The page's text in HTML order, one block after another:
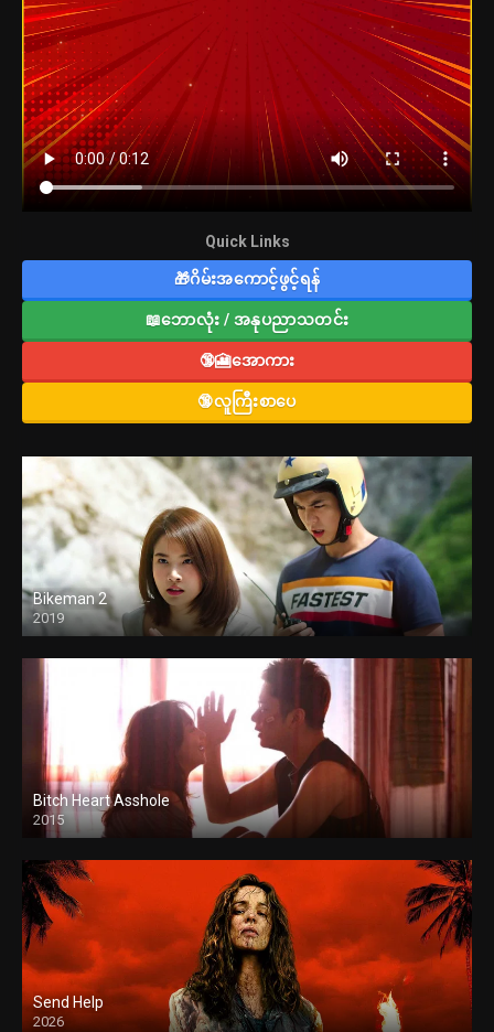
Quick Links
🎁ဂိမ်းအကောင့်ဖွင့်ရန်
📖ဘောလုံး / အနုပညာသတင်း
🔞🎦အောကား
🔞လူကြီးစာပေ
Bikeman 2
2019
Bitch Heart Asshole
2015
Send Help
2026